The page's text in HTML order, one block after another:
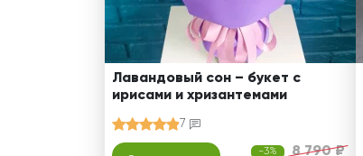
Лавандовый сон – букет с
ирисами и хризантемами
7
-3% 8 790 ₽